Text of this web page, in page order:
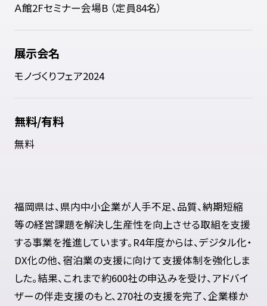
Ａ館2Fセミナー会場B （定員84名）
展示会名
モノづくりフェア2024
無料/有料
無料
福岡県は、県内中小企業が人手不足、品質、納期短縮
等の経営課題を解決し生産性を向上させる取組を支援
する事業を推進しています。R4年度からは、デジタル化・
DX化の他、宿泊業の支援に向けて支援体制を強化しま
した。結果、これまで約600社の申込みを受け、アドバイ
ザーの伴走支援のもと、270社の支援を完了、企業様か